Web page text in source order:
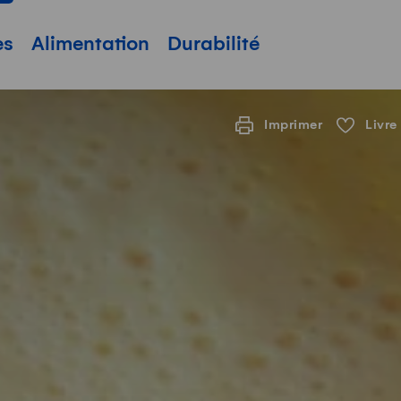
Alimentation Durabilité
Imprimer Livre